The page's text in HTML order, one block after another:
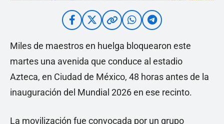
Miles de maestros en huelga bloquearon este
martes una avenida que conduce al estadio
Azteca, en Ciudad de México, 48 horas antes de la
inauguración del Mundial 2026 en ese recinto.
La movilización fue convocada por un grupo